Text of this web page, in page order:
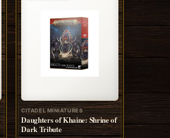
CITADEL MINIATURES
Daughters of Khaine: Shrine of
Dark Tribute